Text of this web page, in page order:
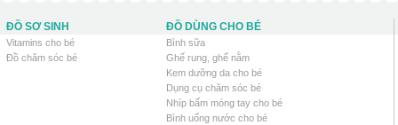
ĐỒ SƠ SINH
Vitamins cho bé
Đồ chăm sóc bé
ĐỒ DÙNG CHO BÉ
Bình sữa
Ghế rung, ghế nằm
Kem dưỡng da cho bé
Dụng cụ chăm sóc bé
Nhíp bấm móng tay cho bé
Bình uống nước cho bé